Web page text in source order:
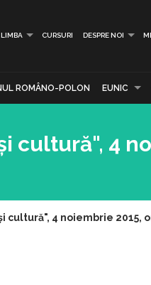
LIMBA CURSURI DESPRE NOI
ROMÂNO-POLON EUNIC
cultură", 4
cultură", 4 noiembrie 2015,